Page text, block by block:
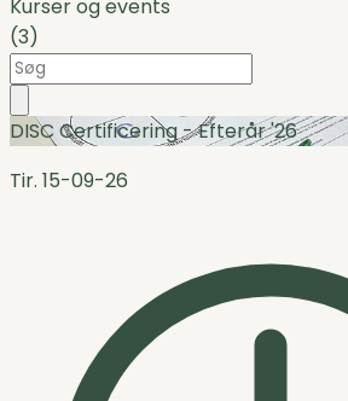
Kurser og events
(3)
DISC Certificering - Efterår '26
Tir. 15-09-26